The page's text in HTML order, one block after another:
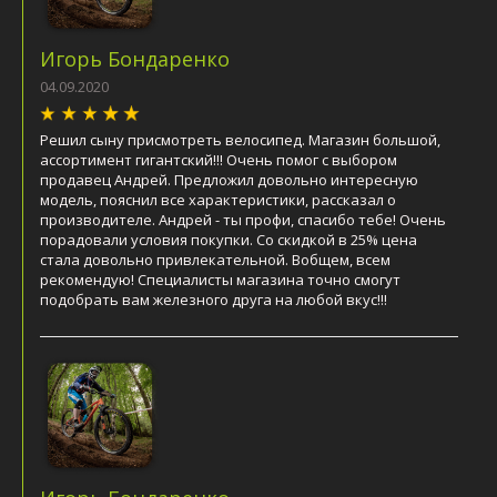
Игорь Бондаренко
04.09.2020
Решил сыну присмотреть велосипед. Магазин большой,
ассортимент гигантский!!! Очень помог с выбором
продавец Андрей. Предложил довольно интересную
модель, пояснил все характеристики, рассказал о
производителе. Андрей - ты профи, спасибо тебе! Очень
порадовали условия покупки. Со скидкой в 25% цена
стала довольно привлекательной. Вобщем, всем
рекомендую! Специалисты магазина точно смогут
подобрать вам железного друга на любой вкус!!!